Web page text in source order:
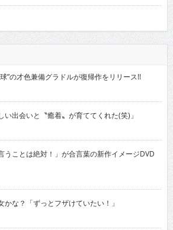
”の才色兼備グラドルが復帰作をリリース!!
出会いと〝癒着〟が育ててくれた(笑)」
ことは絶対！」が合言葉の新作イメージDVD
な？「ずっとフザけていたい！」